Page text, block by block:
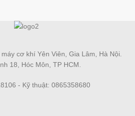
cơ khí Yên Viên, Gia Lâm, Hà Nội.
18, Hóc Môn, TP HCM.
- Kỹ thuật: 0865358680